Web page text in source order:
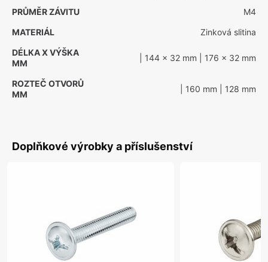
PRŮMĚR ZÁVITU
M4
MATERIÁL
Zinková slitina
DÉLKA X VÝŠKA
MM
| 144 x 32 mm | 176 x 32 mm
ROZTEČ OTVORŮ
MM
| 160 mm | 128 mm
Doplňkové výrobky a příslušenství